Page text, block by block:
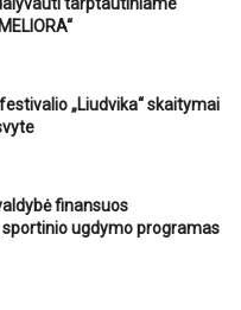
tarptautiniame
„Liudvika“ skaitymai
finansuos
ugdymo programas